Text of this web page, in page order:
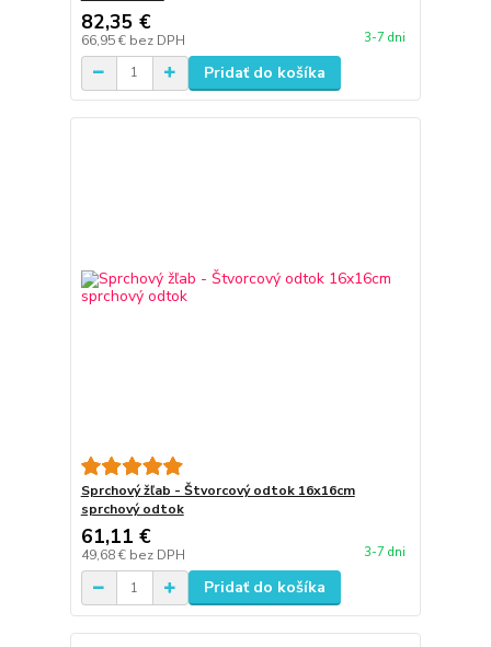
82,35 €
66,95 € bez DPH 3-7 dni
Pridať do košíka
Sprchový žľab - Štvorcový odtok 16x16cm
sprchový odtok
61,11 €
49,68 € bez DPH 3-7 dni
Pridať do košíka